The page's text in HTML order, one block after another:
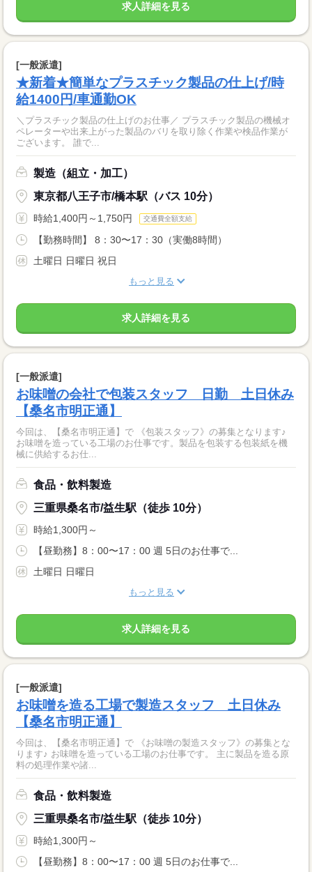
求人詳細を見る
[一般派遣]
★新着★簡単なプラスチック製品の仕上げ/時
給1400円/車通勤OK
＼プラスチック製品の仕上げのお仕事／ プラスチック製品の機械オ
ペレーターや出来上がった製品のバリを取り除く作業や検品作業が
ございます。 誰で...
製造（組立・加工）
東京都八王子市/橋本駅（バス 10分）
時給1,400円～1,750円 交通費全額支給
【勤務時間】 8：30〜17：30（実働8時間）
土曜日 日曜日 祝日
もっと見る
求人詳細を見る
[一般派遣]
お味噌の会社で包装スタッフ 日勤 土日休み
【桑名市明正通】
今回は、【桑名市明正通】で 《包装スタッフ》の募集となります♪
お味噌を造っている工場のお仕事です。製品を包装する包装紙を機
械に供給するお仕...
食品・飲料製造
三重県桑名市/益生駅（徒歩 10分）
時給1,300円～
【昼勤務】8：00〜17：00 週 5日のお仕事で...
土曜日 日曜日
もっと見る
求人詳細を見る
[一般派遣]
お味噌を造る工場で製造スタッフ 土日休み
【桑名市明正通】
今回は、【桑名市明正通】で 《お味噌の製造スタッフ》の募集とな
ります♪ お味噌を造っている工場のお仕事です。 主に製品を造る原
料の処理作業や諸...
食品・飲料製造
三重県桑名市/益生駅（徒歩 10分）
時給1,300円～
【昼勤務】8：00〜17：00 週 5日のお仕事で...